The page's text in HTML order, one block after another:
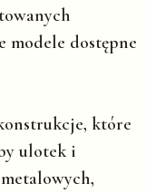
modele dostępne
które
ulotek i